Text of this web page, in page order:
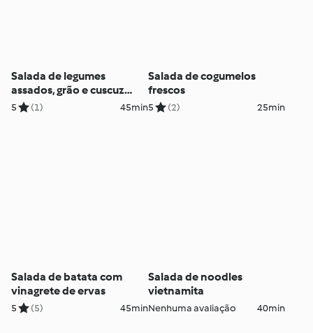
Salada de legumes
assados, grão e cuscuz
com molho tahini
5 (1) 45min
Salada de cogumelos
frescos
5 (2) 25min
Salada de batata com
vinagrete de ervas
5 (5) 45min
Salada de noodles
vietnamita
Nenhuma avaliação 40min